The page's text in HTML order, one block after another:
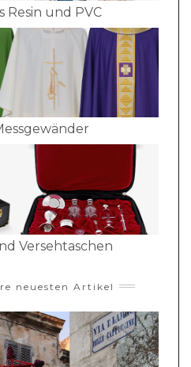
Resin und PVC
Versehtaschen
neuesten Artikel